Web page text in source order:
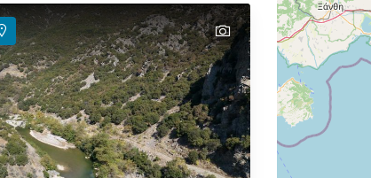
text